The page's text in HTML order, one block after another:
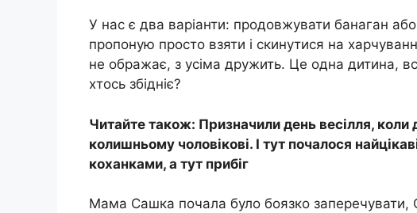
У нас є два варіанти: продовжувати банаган
пропоную просто взяти і скинутися на
не ображає, з усіма дружить. Це одна дитина,
хтось збідніє?
Читайте також: Призначили день весілля, коли
колишньому чоловікові. І тут почалося
коханками, а тут прибіг
Мама Сашка почала було боязко заперечувати,